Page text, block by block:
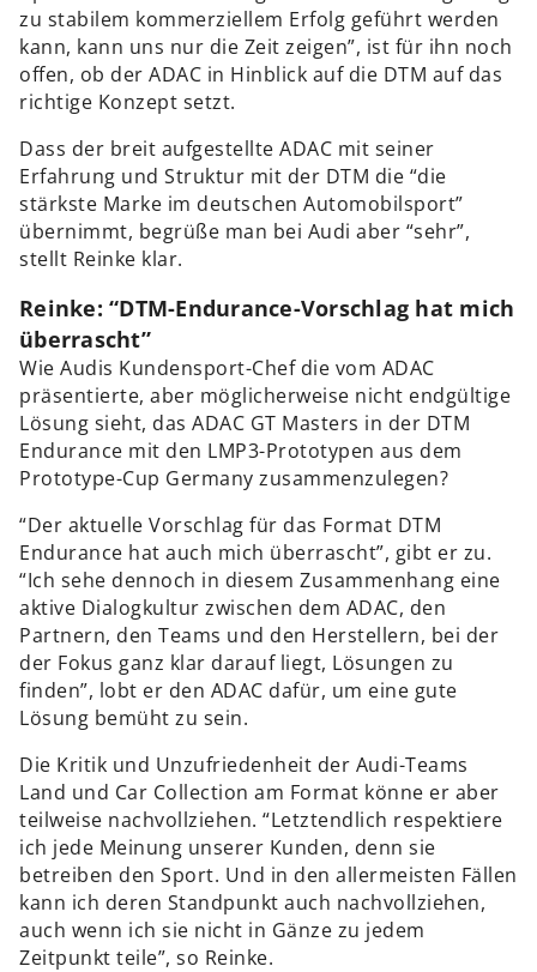
zu stabilem kommerziellem Erfolg geführt werden
kann, kann uns nur die Zeit zeigen”, ist für ihn noch
offen, ob der ADAC in Hinblick auf die DTM auf das
richtige Konzept setzt.
Dass der breit aufgestellte ADAC mit seiner
Erfahrung und Struktur mit der DTM die “die
stärkste Marke im deutschen Automobilsport”
übernimmt, begrüße man bei Audi aber “sehr”,
stellt Reinke klar.
Reinke: “DTM-Endurance-Vorschlag hat mich
überrascht”
Wie Audis Kundensport-Chef die vom ADAC
präsentierte, aber möglicherweise nicht endgültige
Lösung sieht, das ADAC GT Masters in der DTM
Endurance mit den LMP3-Prototypen aus dem
Prototype-Cup Germany zusammenzulegen?
“Der aktuelle Vorschlag für das Format DTM
Endurance hat auch mich überrascht”, gibt er zu.
“Ich sehe dennoch in diesem Zusammenhang eine
aktive Dialogkultur zwischen dem ADAC, den
Partnern, den Teams und den Herstellern, bei der
der Fokus ganz klar darauf liegt, Lösungen zu
finden”, lobt er den ADAC dafür, um eine gute
Lösung bemüht zu sein.
Die Kritik und Unzufriedenheit der Audi-Teams
Land und Car Collection am Format könne er aber
teilweise nachvollziehen. “Letztendlich respektiere
ich jede Meinung unserer Kunden, denn sie
betreiben den Sport. Und in den allermeisten Fällen
kann ich deren Standpunkt auch nachvollziehen,
auch wenn ich sie nicht in Gänze zu jedem
Zeitpunkt teile”, so Reinke.